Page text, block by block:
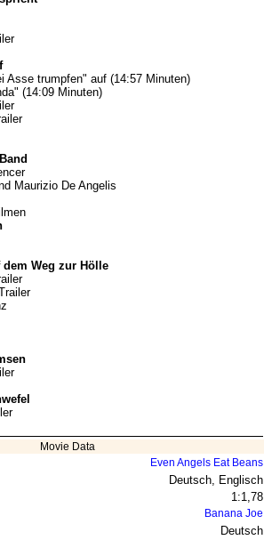
Asse trumpfen" auf (14:57 Minuten)
(14:09 Minuten)
Maurizio De Angelis
Weg zur Hölle
Movie Data
Even Angels Eat Beans
Deutsch, Englisch
1:1,78
Banana Joe
Deutsch